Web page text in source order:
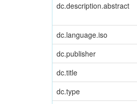
dc.description.abstract
dc.language.iso
dc.publisher
dc.title
dc.type